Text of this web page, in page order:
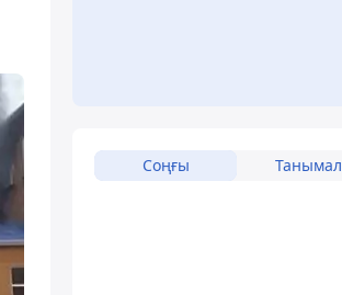
Соңғы Танымал